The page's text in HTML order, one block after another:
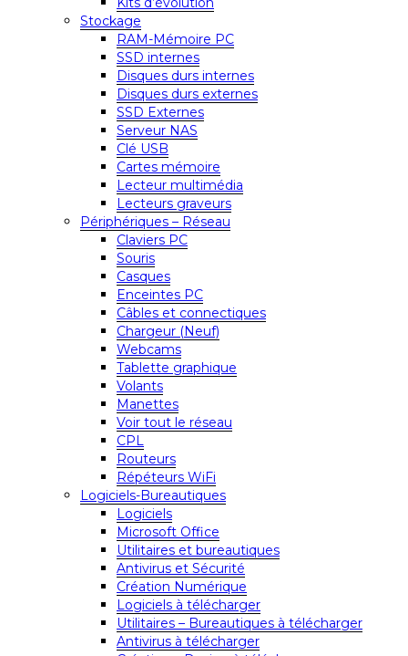
Stockage
RAM-Mémoire PC
SSD internes
Disques durs internes
Disques durs externes
SSD Externes
Serveur NAS
Clé USB
Cartes mémoire
Lecteur multimédia
Lecteurs graveurs
Périphériques – Réseau
Claviers PC
Souris
Casques
Enceintes PC
Câbles et connectiques
Chargeur (Neuf)
Webcams
Tablette graphique
Volants
Manettes
Voir tout le réseau
CPL
Routeurs
Répéteurs WiFi
Logiciels-Bureautiques
Logiciels
Microsoft Office
Utilitaires et bureautiques
Antivirus et Sécurité
Création Numérique
Logiciels à télécharger
Utilitaires – Bureautiques à télécharger
Antivirus à télécharger